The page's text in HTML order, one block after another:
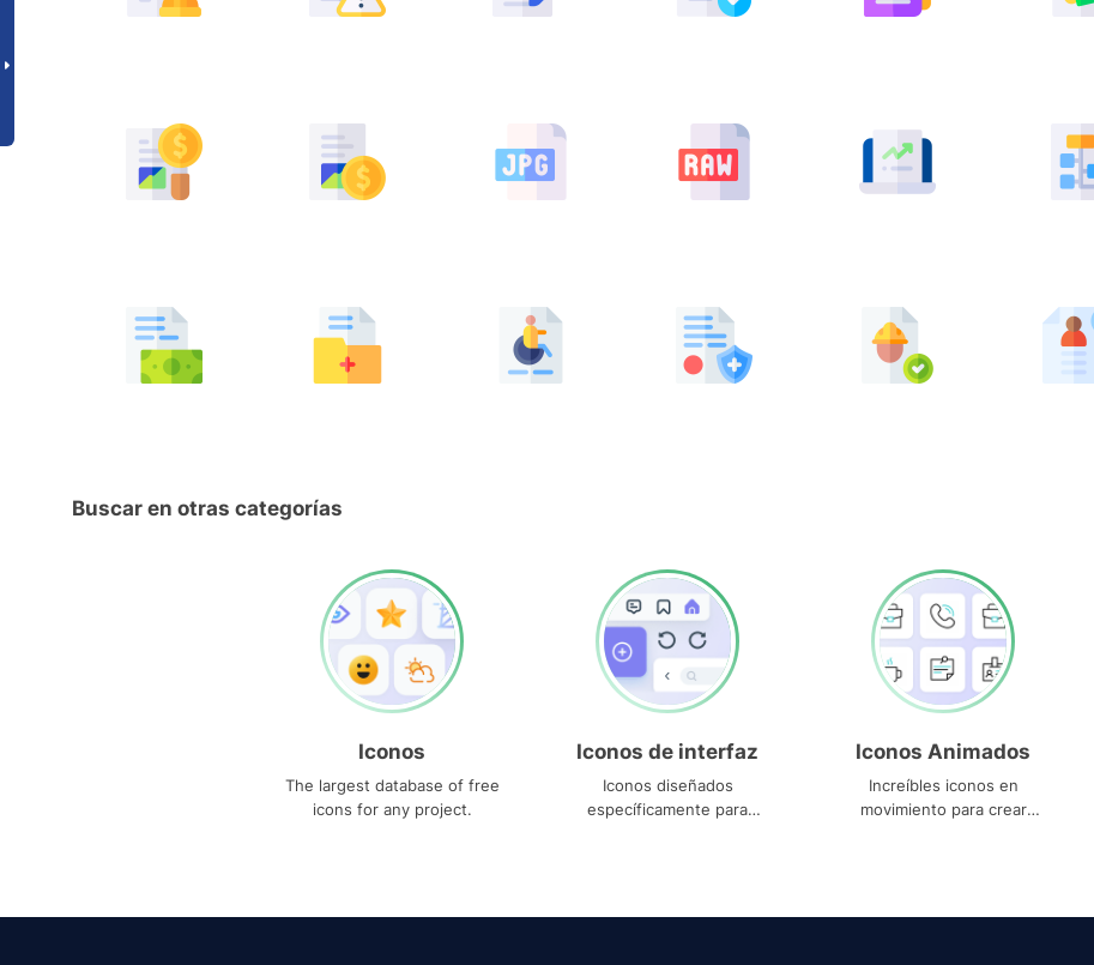
Buscar en otras categorías
Iconos
The largest database of free
icons for any project.
Iconos de interfaz
Iconos diseñados
específicamente para
Iconos Animados
Increíbles iconos en
movimiento para crear